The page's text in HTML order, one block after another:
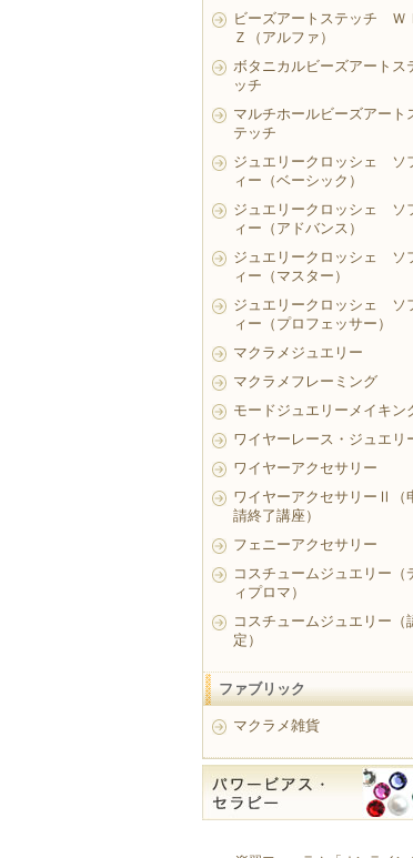
ビーズアートステッチ ＷＩ
Ｚ（アルファ）
ボタニカルビーズアートス
ッチ
マルチホールビーズアート
テッチ
ジュエリークロッシェ ソ
ィー（ベーシック）
ジュエリークロッシェ ソ
ィー（アドバンス）
ジュエリークロッシェ ソ
ィー（マスター）
ジュエリークロッシェ ソ
ィー（プロフェッサー）
マクラメジュエリー
マクラメフレーミング
モードジュエリーメイキン
ワイヤーレース・ジュエリ
ワイヤーアクセサリー
ワイヤーアクセサリーⅡ（
請終了講座）
フェニーアクセサリー
コスチュームジュエリー（
ィプロマ）
コスチュームジュエリー（
定）
ファブリック
マクラメ雑貨